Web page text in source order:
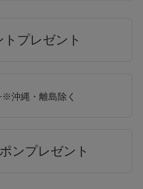
プレゼント
※沖縄・離島除く
ンプレゼント